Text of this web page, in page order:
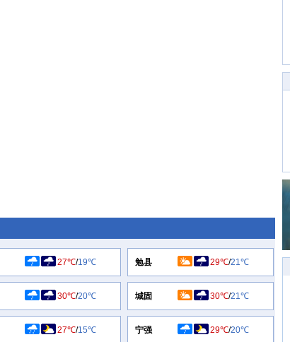
27℃/19℃ 勉县 29℃/21℃
30℃/20℃ 城固 30℃/21℃
27℃/15℃ 宁强 29℃/20℃